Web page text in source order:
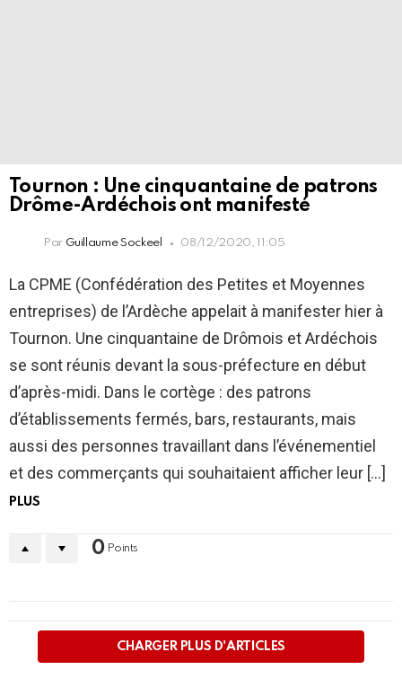
Tournon : Une cinquantaine de patrons
Drôme-Ardéchois ont manifesté
Par Guillaume Sockeel 08/12/2020, 11:05
La CPME (Confédération des Petites et Moyennes
entreprises) de l’Ardèche appelait à manifester hier à
Tournon. Une cinquantaine de Drômois et Ardéchois
se sont réunis devant la sous-préfecture en début
d’après-midi. Dans le cortège : des patrons
d’établissements fermés, bars, restaurants, mais
aussi des personnes travaillant dans l’événementiel
et des commerçants qui souhaitaient afficher leur […]
PLUS
0Points
PLUS
CHARGER PLUS D'ARTICLES